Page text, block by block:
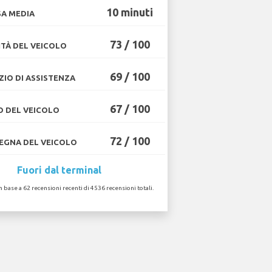
MEDIA 10 minuti
DEL VEICOLO 73 / 100
DI ASSISTENZA 69 / 100
DEL VEICOLO 67 / 100
DEL VEICOLO 72 / 100
Fuori dal terminal
base a 62 recensioni recenti di 4536 recensioni totali.